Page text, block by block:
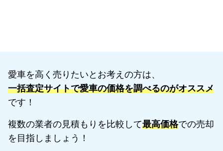
愛車を高く売りたいとお考えの方は、
一括査定サイトで愛車の価格を調べるのがオススメ
です！
複数の業者の見積もりを比較して最高価格での売却
を目指しましょう！